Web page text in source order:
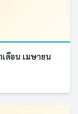
ดือน เมษายน